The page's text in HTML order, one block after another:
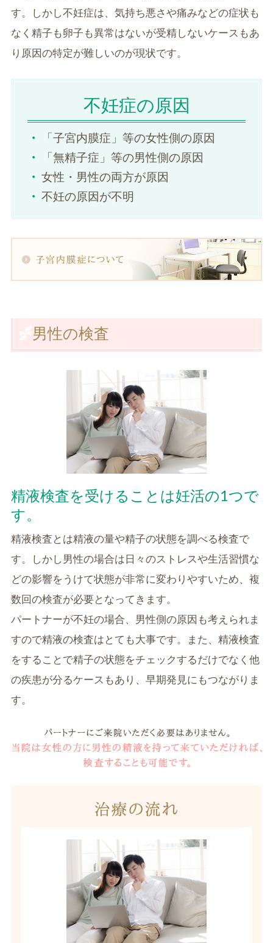
す。しかし不妊症は、気持ち悪さや痛みなどの症状も
なく精子も卵子も異常はないが受精しないケースもあ
り原因の特定が難しいのが現状です。
不妊症の原因
「子宮内膜症」等の女性側の原因
「無精子症」等の男性側の原因
女性・男性の両方が原因
不妊の原因が不明
男性の検査
精液検査を受けることは妊活の1つで
す。
精液検査とは精液の量や精子の状態を調べる検査で
す。しかし男性の場合は日々のストレスや生活習慣な
どの影響をうけて状態が非常に変わりやすいため、複
数回の検査が必要となってきます。
パートナーが不妊の場合、男性側の原因も考えられま
すので精液の検査はとても大事です。また、精液検査
をすることで精子の状態をチェックするだけでなく他
の疾患が分るケースもあり、早期発見にもつながりま
す。